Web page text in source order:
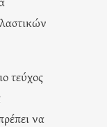
τεύχος
να